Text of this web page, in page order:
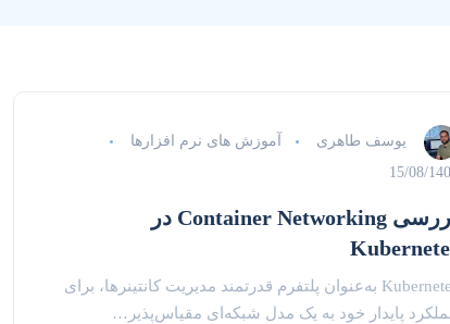
یوسف طاهری
آموزش های نرم افزارها
15/08/
بررسی Container Networking در
Kubernetes به‌عنوان پلتفرم قدرتمند مدیریت کانتینرها، برای
پایدار خود به یک مدل شبکه‌ای مقیاس‌پذیر…